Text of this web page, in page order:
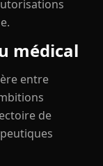
médical
entre
de